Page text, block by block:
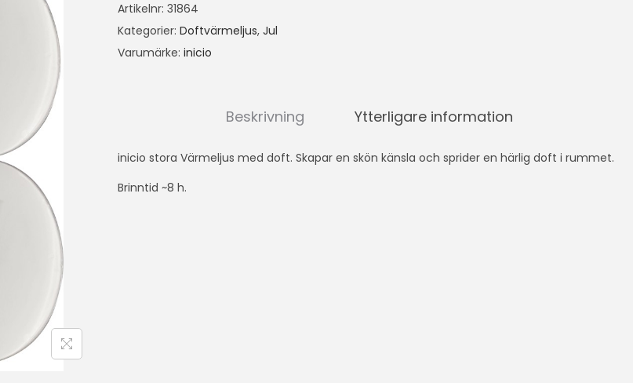
Artikelnr: 31864
Kategorier: Doftvärmeljus, Jul
Varumärke: inicio
Beskrivning Ytterligare information
inicio stora Värmeljus med doft. Skapar en skön känsla och sprider en härlig doft i rummet.
Brinntid ~8 h.